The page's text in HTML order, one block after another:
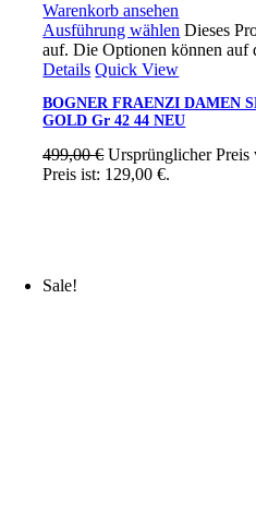
Warenkorb ansehen
Ausführung wählen Dieses
auf. Die Optionen können
Details Quick View
BOGNER FRAENZI DAMEN
GOLD Gr 42 44 NEU
499,00€ Ursprünglicher Preis
Preis ist: 129,00 €.
Sale!